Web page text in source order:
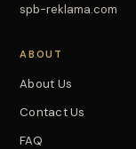
spb-reklama.com
ABOUT
About Us
Contact Us
FAQ